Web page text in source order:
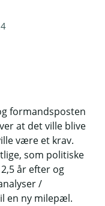
formandsposten
at det ville blive
være et krav.
som politiske
år efter og
/
en ny milepæl.